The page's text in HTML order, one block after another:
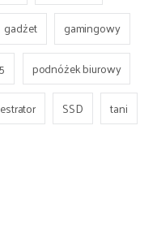
gadżet
gamingowy
podnóżek biurowy
SSD
tani